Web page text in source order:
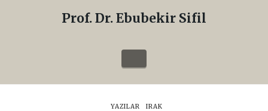
Sifil
Prof. Dr. Ebubekir Sifil
Navigation
HOME
YAZILAR IRAK